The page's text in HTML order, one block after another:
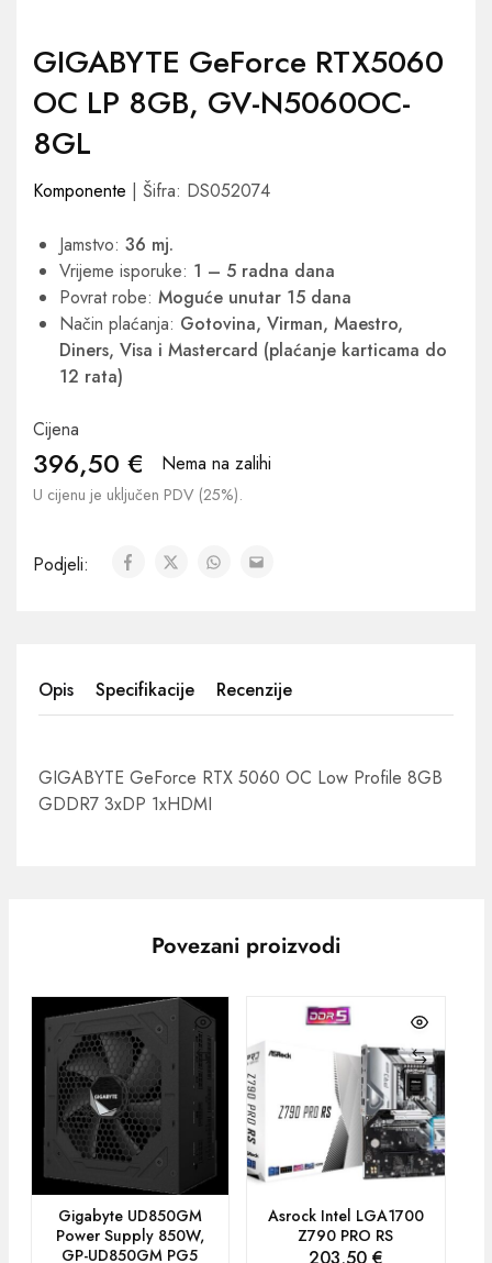
GIGABYTE GeForce RTX5060
OC LP 8GB, GV-N5060OC-
8GL
Komponente | Šifra: DS052074
Jamstvo: 36 mj.
Vrijeme isporuke: 1 – 5 radna dana
Povrat robe: Moguće unutar 15 dana
Način plaćanja: Gotovina, Virman, Maestro,
Diners, Visa i Mastercard (plaćanje karticama do
12 rata)
Cijena
396,50 € Nema na zalihi
U cijenu je uključen PDV (25%).
Podjeli:
Opis Specifikacije Recenzije
GIGABYTE GeForce RTX 5060 OC Low Profile 8GB
GDDR7 3xDP 1xHDMI
Povezani proizvodi
Gigabyte UD850GM
Power Supply 850W,
GP-UD850GM PG5
Asrock Intel LGA1700
Z790 PRO RS
203,50 €